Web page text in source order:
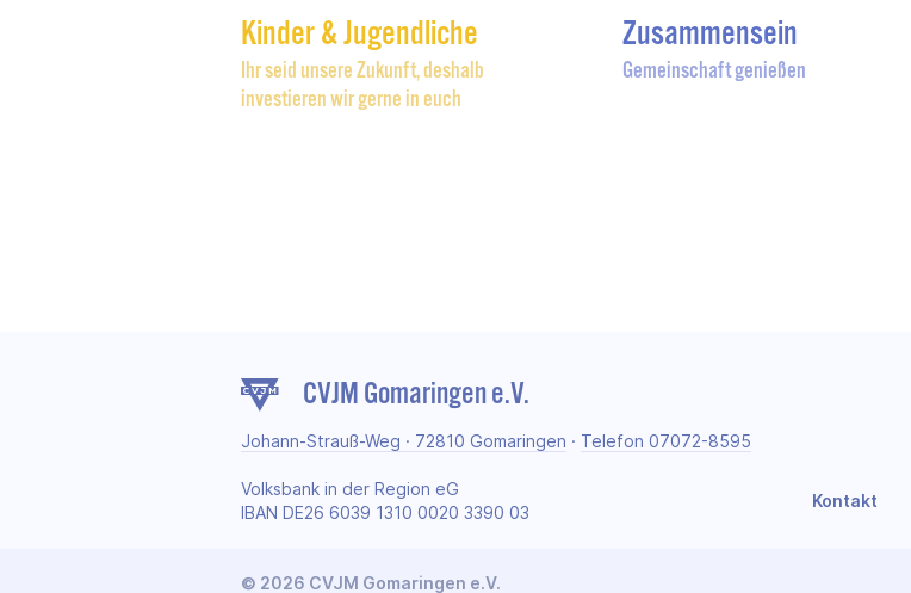
Kinder & Jugendliche
Ihr seid unsere Zukunft, deshalb
investieren wir gerne in euch
Zusammensein
Gemeinschaft genießen
CVJM Gomaringen e.V.
Johann-Strauß-Weg · 72810 Gomaringen · Telefon 07072-8595
Volksbank in der Region eG
IBAN DE26 6039 1310 0020 3390 03
Kontakt
© 2026 CVJM Gomaringen e.V.